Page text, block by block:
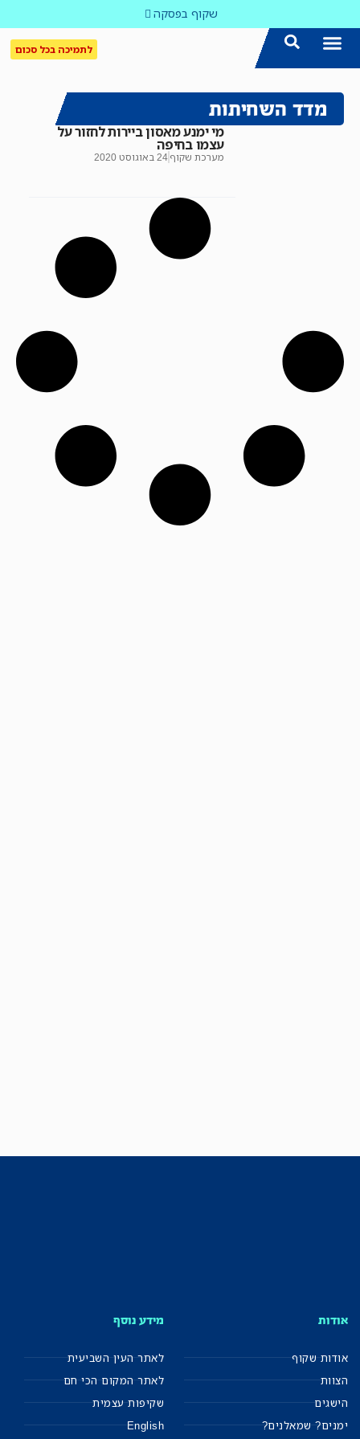
שקוף בפסקה
לתמיכה בכל סכום
מדד השחיתות
מי ימנע מאסון ביירות לחזור על
עצמו בחיפה
מערכת שקוף24 באוגוסט 2020
אודות
אודות שקוף
הצוות
הישגים
ימנים? שמאלנים?
מידע נוסף
לאתר העין השביעית
לאתר המקום הכי חם
שקיפות עצמית
English